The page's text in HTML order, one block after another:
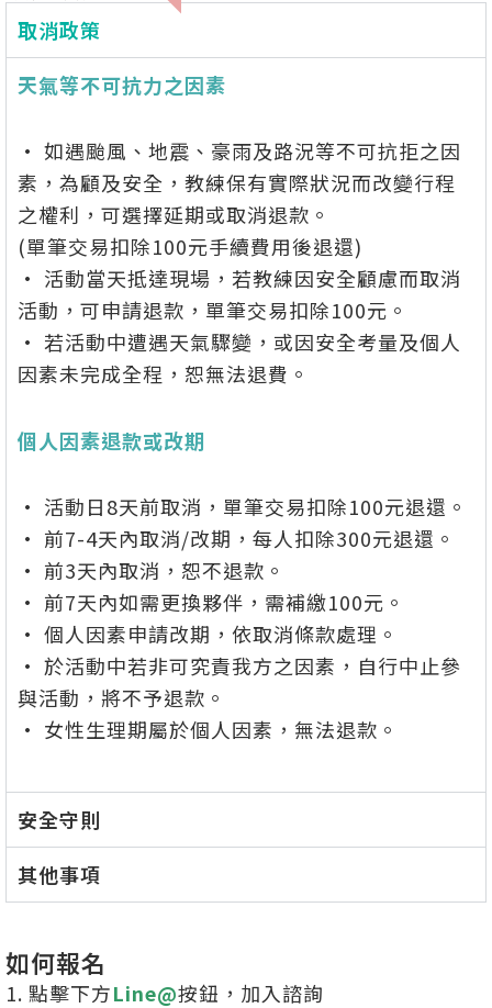
取消政策
天氣等不可抗力之因素
• 如遇颱風、地震、豪雨及路況等不可抗拒之因
素，為顧及安全，教練保有實際狀況而改變行程
之權利，可選擇延期或取消退款。
(單筆交易扣除100元手續費用後退還)
• 活動當天抵達現場，若教練因安全顧慮而取消
活動，可申請退款，單筆交易扣除100元。
• 若活動中遭遇天氣驟變，或因安全考量及個人
因素未完成全程，恕無法退費。
個人因素退款或改期
• 活動日8天前取消，單筆交易扣除100元退還。
• 前7-4天內取消/改期，每人扣除300元退還。
• 前3天內取消，恕不退款。
• 前7天內如需更換夥伴，需補繳100元。
• 個人因素申請改期，依取消條款處理。
• 於活動中若非可究責我方之因素，自行中止參
與活動，將不予退款。
• 女性生理期屬於個人因素，無法退款 。
安全守則
其他事項
如何報名
1. 點擊下方Line@按鈕，加入諮詢